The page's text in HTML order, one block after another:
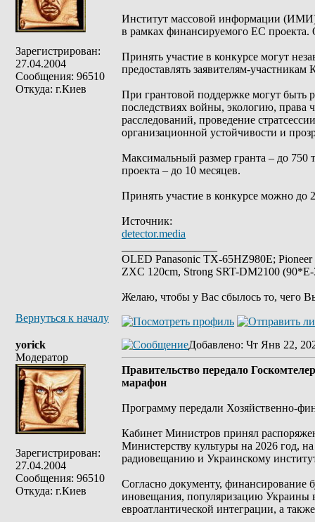
Зарегистрирован:
27.04.2004
Сообщения: 96510
Откуда: г.Киев
Институт массовой информации (ИМИ)
в рамках финансируемого ЕС
Принять участие в конкурсе могут
предоставлять заявителям-
При грантовой поддержке могут быть
последствиях войны, экологию, права
расследований, проведение
организационной устойчивости и
Максимальный размер гранта – до 750
проекта – до 10 месяцев.
Принять участие в конкурсе можно до
Источник:
detector.media
OLED Panasonic TX-65HZ980E;
ZXC 120cm, Strong SRT-DM2100
Желаю, чтобы у Вас сбылось то, чего
Вернуться к началу
yorick
Модератор
Зарегистрирован:
27.04.2004
Сообщения: 96510
Откуда: г.Киев
Добавлено: Чт Янв 22,
Правительство передало
марафон
Программу передали Хозяйственно-
Кабинет Министров принял
Министерству культуры на 2026 год,
радиовещанию и Украинскому
Согласно документу, финансирование
иновещания, популяризацию Украины
евроатлантической интеграции, а